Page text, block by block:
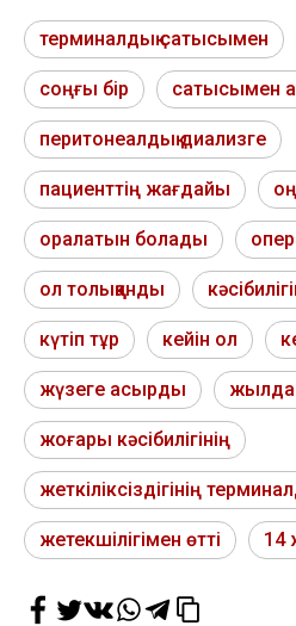
терминалдық сатысымен
соңғы бір сатысымен
перитонеалдық диализге
пациенттің жағдайы
оралатын болады
ол толыққанды
күтіп тұр кейін ол
жүзеге асырды жылда
жоғары кәсібилігінің
жеткіліксіздігінің
жетекшілігімен өтті 14